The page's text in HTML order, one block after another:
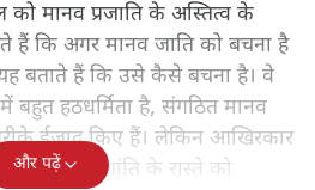
मानव प्रजाति के अस्तित्व के
कि अगर मानव जाति को बचना है
यह बताते हैं कि उसे कैसे बचना है। वे
बहुत हठधर्मिता है, संगठित मानव
ईजाद किए हैं। लेकिन आखिरकार
अहिंसा और शांति के रास्ते को
और पढ़ें